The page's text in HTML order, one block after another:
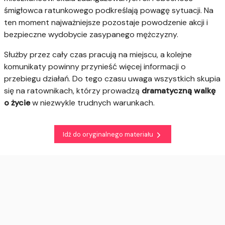
śmigłowca ratunkowego podkreślają powagę sytuacji. Na
ten moment najważniejsze pozostaje powodzenie akcji i
bezpieczne wydobycie zasypanego mężczyzny.
Służby przez cały czas pracują na miejscu, a kolejne
komunikaty powinny przynieść więcej informacji o
przebiegu działań. Do tego czasu uwaga wszystkich skupia
się na ratownikach, którzy prowadzą dramatyczną walkę
o życiew niezwykle trudnych warunkach.
Idź do oryginalnego materiału